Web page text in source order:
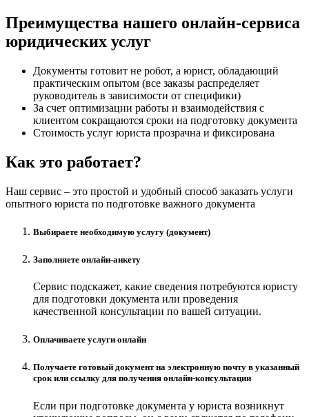
Преимущества нашего онлайн-сервиса
юридических услуг
Документы готовит не робот, а юрист, обладающий
практическим опытом (все заказы распределяет
руководитель в зависимости от специфики)
За счет оптимизации работы и взаимодействия с
клиентом сокращаются сроки на подготовку документа
Стоимость услуг юриста прозрачна и фиксирована
Как это работает?
Наш сервис – это простой и удобный способ заказать услуги
опытного юриста по подготовке важного документа
Выбираете необходимую услугу (документ)
Заполняете онлайн-анкету
Сервис подскажет, какие сведения потребуются юристу
для подготовки документа или проведения
качественной консультации по вашей ситуации.
Оплачиваете услуги онлайн
Получаете готовый документ на электронную почту в указанный
срок или ссылку для получения онлайн-консультации
Если при подготовке документа у юриста возникнут